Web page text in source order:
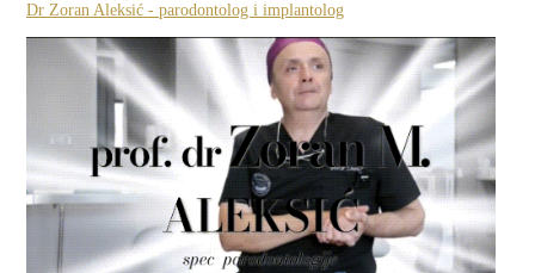
Dr Zoran Aleksić - parodontolog i implantolog